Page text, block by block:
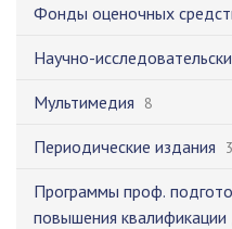
Фонды оценочных
Научно-
Мультимедия 8
Периодические издания
Программы проф.
повышения